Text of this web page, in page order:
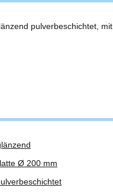
pulverbeschichtet, mit
Ø 200 mm